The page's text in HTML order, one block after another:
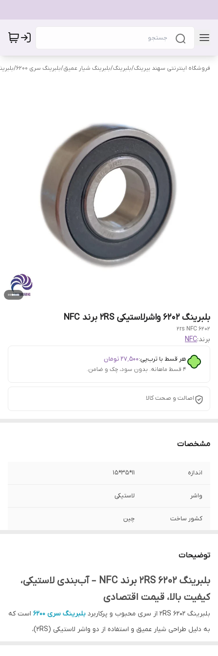
فروشگاه اینترنتی سهند بیرینگ/بلبرینگ/بلبرینگ شیار عمیق/بلبرینگ سری 6200 /بلبرینگ
بلبرینگ 6202 واشرلاستیکی 2RS برند NFC
6202 2rs NFC
برند:NFC
هر قسط با ترب‌پی:۲۷٬۵۰۰ تومان
۴ قسط ماهانه. بدون سود، چک و ضامن.
اصالت و صحت کالا
مشخصات
اندازه 11*35*15
واشر لاستیکی
کشور ساخت چین
توضیحات
بلبرینگ 6202 2RS برند NFC – آب‌بندی لاستیکی،
کیفیت بالا، قیمت اقتصادی
بلبرینگ 6202 2RS از سری محبوب و پرکاربرد بلبرینگ سری 6200
است که
به دلیل طراحی شیار عمیق و استفاده از دو واشر لاستیکی (2RS)،